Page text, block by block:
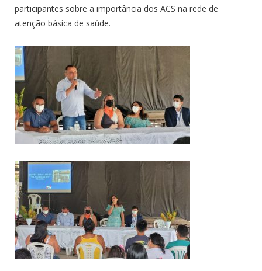
participantes sobre a importância dos ACS na rede de
atenção básica de saúde.